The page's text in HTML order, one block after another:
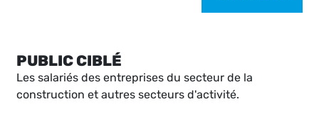
PUBLIC CIBLÉ
Les salariés des entreprises du secteur de la
construction et autres secteurs d'activité.